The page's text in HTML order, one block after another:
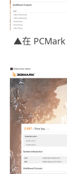
▲在 PCMark